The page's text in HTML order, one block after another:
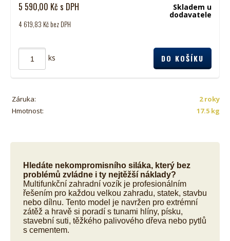
Skladem u
dodavatele
5 590,00 Kč s DPH
4 619,83 Kč bez DPH
ks
Záruka:
2 roky
Hmotnost:
17.5 kg
Hledáte nekompromisního siláka, který bez
problémů zvládne i ty nejtěžší náklady?
Multifunkční zahradní vozík je profesionálním
řešením pro každou velkou zahradu, statek, stavbu
nebo dílnu. Tento model je navržen pro extrémní
zátěž a hravě si poradí s tunami hlíny, písku,
stavební suti, těžkého palivového dřeva nebo pytlů
s cementem.